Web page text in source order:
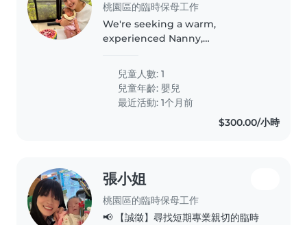
桃園區的臨時保母工作
We're seeking a warm,
experienced Nanny,
care for our friendly, playful, and
intelligent baby at our home.
We'd love someone who speaks
English, Mandarin,..
兒童人數: 1
兒童年齡:嬰兒
最近活動: 1个月前
$300.00/小時
張小姐
桃園區的臨時保母工作
📢 【誠徵】尋找短期專業親切的臨時